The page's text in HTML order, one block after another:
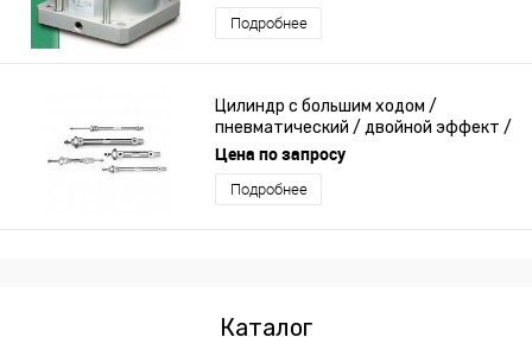
Подробнее
Цилиндр с большим ходом /
пневматический / двойной эффект /
ISO
Цена по запросу
Подробнее
Каталог